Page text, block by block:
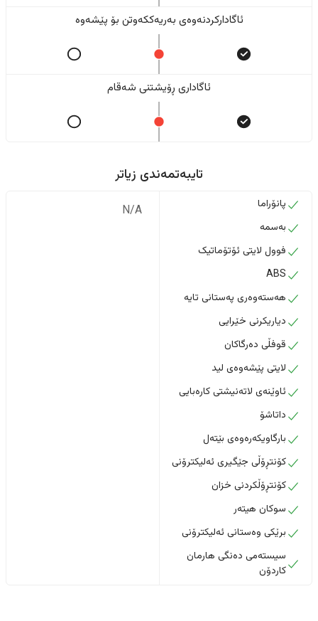
ئاگادارکردنەوەی بەریەککەوتن بۆ پێشەوە
ئاگاداری ڕۆیشتنی شەقام
تایبەتمەندی زیاتر
پانۆراما
بەسمە
فوول لایتی ئۆتۆماتیک
ABS
هەستەوەری پەستانی تایە
دیاریکرنی خێرایی
قوفڵی دەرگاکان
لایتی پێشەوەی لید
ئاوێنەی لاتەنیشتی کارەبایی
داتاشۆ
بارگاویکەرەوەی بێتەل
کۆنتڕۆڵی جێگیری ئەلیکترۆنی
کۆنتڕۆڵکردنی خزان
سوکان هیتەر
برێکی وەستانی ئەلیکترۆنی
سیستەمی دەنگی هارمان
کاردۆن
N/A